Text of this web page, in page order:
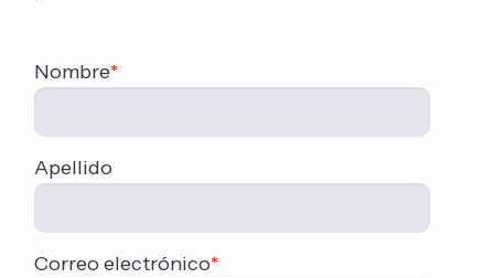
Nombre*
Apellido
Correo electrónico*